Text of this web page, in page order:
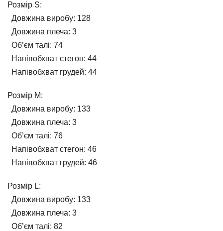
Розмір S:
Довжина виробу: 128
Довжина плеча: 3
Об’єм талі: 74
Напівобхват стегон: 44
Напівобхват грудей: 44
Розмір M:
Довжина виробу: 133
Довжина плеча: 3
Об’єм талі: 76
Напівобхват стегон: 46
Напівобхват грудей: 46
Розмір L:
Довжина виробу: 133
Довжина плеча: 3
Об’єм талі: 82